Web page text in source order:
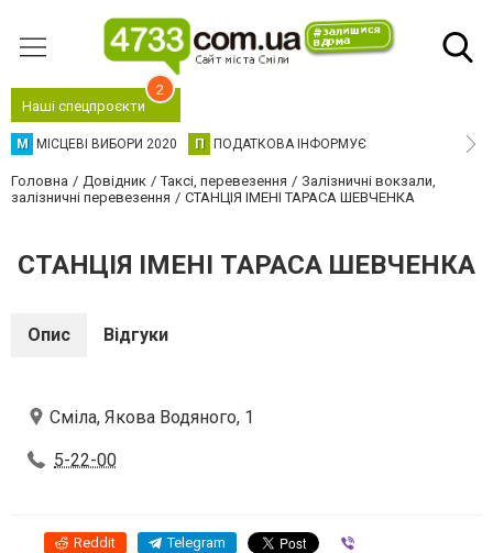
Наші спецпроєкти
2
М МІСЦЕВІ ВИБОРИ 2020 П ПОДАТКОВА ІНФОРМУЄ
Головна Довідник Таксі, перевезення
Залізничні вокзали,
залізничні перевезення
СТАНЦІЯ ІМЕНІ ТАРАСА ШЕВЧЕНКА
СТАНЦІЯ ІМЕНІ ТАРАСА ШЕВЧЕНКА
Опис Відгуки
Сміла, Якова Водяного, 1
5-22-00
Reddit Telegram